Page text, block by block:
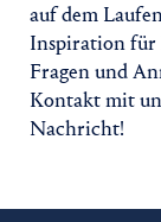
auf dem
Inspiration für
Fragen und
Kontakt mit
Nachricht!